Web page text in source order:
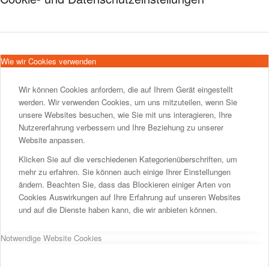
Wie wir Cookies verwenden
Wir können Cookies anfordern, die auf Ihrem Gerät eingestellt
werden. Wir verwenden Cookies, um uns mitzuteilen, wenn Sie
unsere Websites besuchen, wie Sie mit uns interagieren, Ihre
Nutzererfahrung verbessern und Ihre Beziehung zu unserer
Website anpassen.
Klicken Sie auf die verschiedenen Kategorienüberschriften, um
mehr zu erfahren. Sie können auch einige Ihrer Einstellungen
ändern. Beachten Sie, dass das Blockieren einiger Arten von
Cookies Auswirkungen auf Ihre Erfahrung auf unseren Websites
und auf die Dienste haben kann, die wir anbieten können.
Notwendige Website Cookies